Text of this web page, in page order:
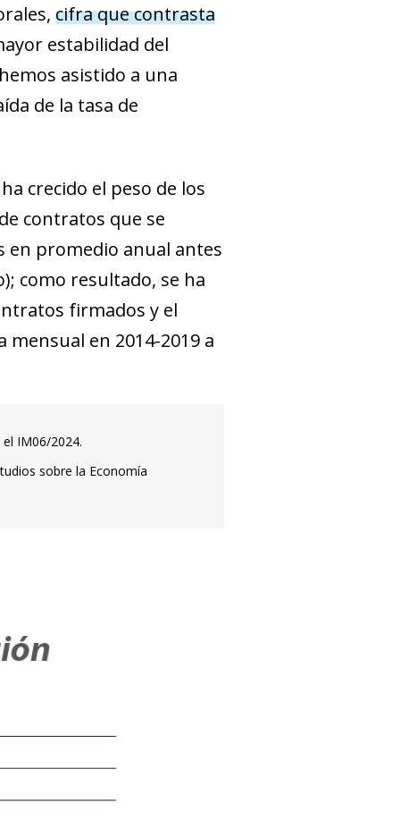
cifra que contrasta
estabilidad del
asistido a una
de la tasa de
crecido el peso de los
contratos que se
en promedio anual antes
como resultado, se ha
firmados y el
en 2014-2019 a
IM06/2024.
sobre la Economía